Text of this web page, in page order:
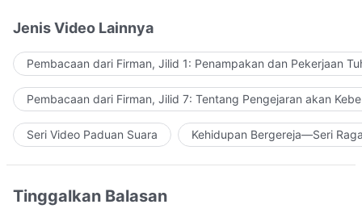
Jenis Video Lainnya
Pembacaan dari Firman, Jilid 1: Penampakan dan Pekerjaan
Pembacaan dari Firman, Jilid 7: Tentang Pengejaran akan
Seri Video Paduan Suara Kehidupan Bergereja—Seri
Tinggalkan Balasan